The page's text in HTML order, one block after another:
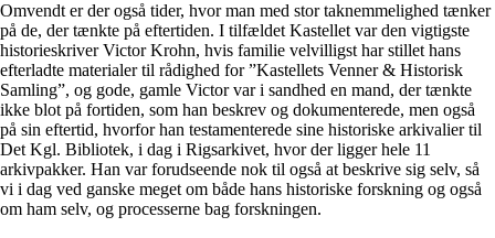
Omvendt er der også tider, hvor man med stor taknemmelighed tænker
på de, der tænkte på eftertiden. I tilfældet Kastellet var den vigtigste
historieskriver Victor Krohn, hvis familie velvilligst har stillet hans
efterladte materialer til rådighed for ”Kastellets Venner & Historisk
Samling”, og gode, gamle Victor var i sandhed en mand, der tænkte
ikke blot på fortiden, som han beskrev og dokumenterede, men også
på sin eftertid, hvorfor han testamenterede sine historiske arkivalier til
Det Kgl. Bibliotek, i dag i Rigsarkivet, hvor der ligger hele 11
arkivpakker. Han var forudseende nok til også at beskrive sig selv, så
vi i dag ved ganske meget om både hans historiske forskning og også
om ham selv, og processerne bag forskningen.